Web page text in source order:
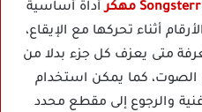
أداة أساسية
أثناء تحركها مع الإيقاع،
متى يعزف كل جزء بدلا من
كما يمكن استخدام
والرجوع إلى مقطع محدد